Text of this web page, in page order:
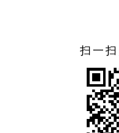
得感。陈艳波表示，浙
方向发力，在保障建德区
金华、丽水等浙西地区以
为当地老百姓解决就医问
专家，就医更加舒心、便
大力推进优质公共资
扫一